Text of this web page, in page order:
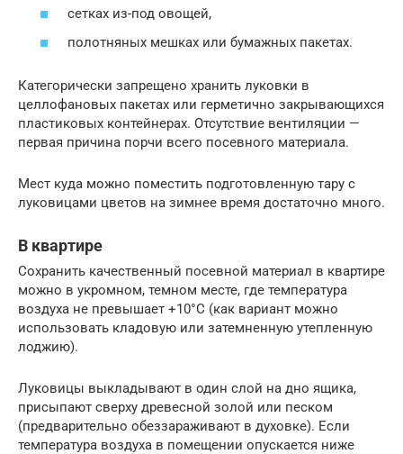
сетках из-под овощей,
полотняных мешках или бумажных пакетах.
Категорически запрещено хранить луковки в
целлофановых пакетах или герметично закрывающихся
пластиковых контейнерах. Отсутствие вентиляции —
первая причина порчи всего посевного материала.
Мест куда можно поместить подготовленную тару с
луковицами цветов на зимнее время достаточно много.
В квартире
Сохранить качественный посевной материал в квартире
можно в укромном, темном месте, где температура
воздуха не превышает +10°С (как вариант можно
использовать кладовую или затемненную утепленную
лоджию).
Луковицы выкладывают в один слой на дно ящика,
присыпают сверху древесной золой или песком
(предварительно обеззараживают в духовке). Если
температура воздуха в помещении опускается ниже